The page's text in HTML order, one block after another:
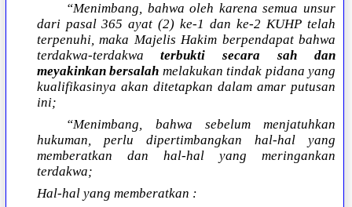
“Menimbang, bahwa oleh karena semua unsur
dari pasal 365 ayat (2) ke-1 dan ke-2 KUHP telah
terpenuhi, maka Majelis Hakim berpendapat bahwa
terdakwa-terdakwaterbukti secara sah dan
meyakinkan bersalah melakukan tindak pidana yang
kualifikasinya akan ditetapkan dalam amar putusan
ini;
“Menimbang, bahwa sebelum menjatuhkan
hukuman, perlu dipertimbangkan hal-hal yang
memberatkan dan hal-hal yang meringankan
terdakwa;
Hal-hal yang memberatkan :